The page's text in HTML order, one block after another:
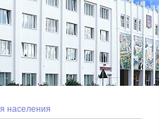
населения